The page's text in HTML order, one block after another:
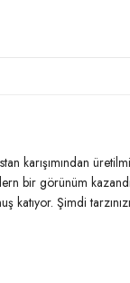
karışımından
bir görünüm
Şimdi